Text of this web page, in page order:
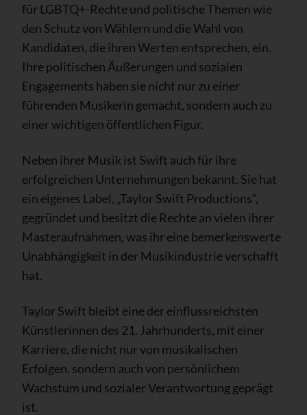
für LGBTQ+-Rechte und politische Themen wie
den Schutz von Wählern und die Wahl von
Kandidaten, die ihren Werten entsprechen, ein.
Ihre politischen Äußerungen und sozialen
Engagements haben sie nicht nur zu einer
führenden Musikerin gemacht, sondern auch zu
einer wichtigen öffentlichen Figur.
Neben ihrer Musik ist Swift auch für ihre
erfolgreichen Unternehmungen bekannt. Sie hat
ein eigenes Label, „Taylor Swift Productions“,
gegründet und besitzt die Rechte an vielen ihrer
Masteraufnahmen, was ihr eine bemerkenswerte
Unabhängigkeit in der Musikindustrie verschafft
hat.
Taylor Swift bleibt eine der einflussreichsten
Künstlerinnen des 21. Jahrhunderts, mit einer
Karriere, die nicht nur von musikalischen
Erfolgen, sondern auch von persönlichem
Wachstum und sozialer Verantwortung geprägt
ist.